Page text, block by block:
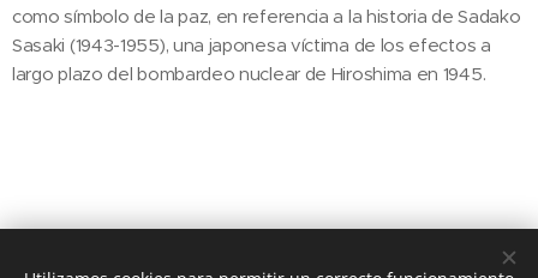
como símbolo de la paz, en referencia a la historia de Sadako
Sasaki (1943-1955), una japonesa víctima de los efectos a
largo plazo del bombardeo nuclear de Hiroshima en 1945.